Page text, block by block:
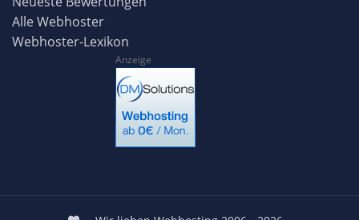
Alle Webhoster
Webhoster-Lexikon
Anzeige